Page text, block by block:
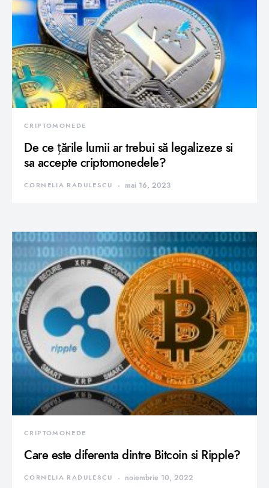
CRIPTOMONEDE
De ce țările lumii ar trebui să legalizeze si
sa accepte criptomonedele?
CORNELIA RADULESCU mai 16, 2023
CRIPTOMONEDE
Care este diferenta dintre Bitcoin si Ripple?
CORNELIA RADULESCU noiembrie 10, 2022